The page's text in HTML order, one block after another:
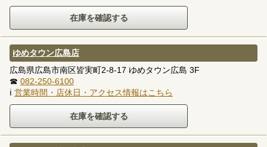
ゆめタウン広島店
広島県広島市南区皆実町2-8-17 ゆめタウン広島 3F
☎ 082-250-6100
ℹ 営業時間・店休日・アクセス情報はこちら